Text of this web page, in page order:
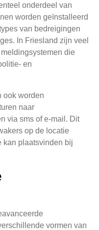
onderdeel van
worden geïnstalleerd
van bedreigingen
In Friesland zijn veel
die
en
ook worden
naar
via sms of e-mail. Dit
op de locatie
kan plaatsvinden bij
vormen van